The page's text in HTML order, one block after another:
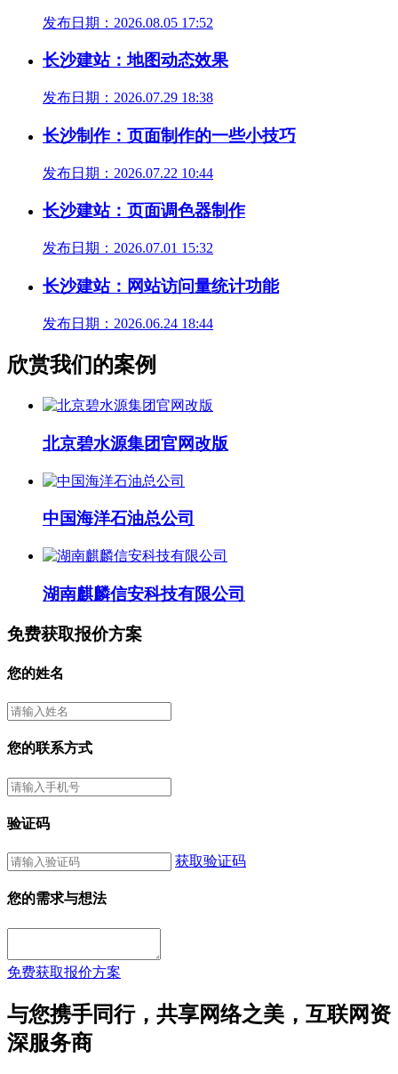
发布日期：2026.08.05 17:52
长沙建站：地图动态效果
发布日期：2026.07.29 18:38
长沙制作：页面制作的一些小技巧
发布日期：2026.07.22 10:44
长沙建站：页面调色器制作
发布日期：2026.07.01 15:32
长沙建站：网站访问量统计功能
发布日期：2026.06.24 18:44
欣赏我们的案例
北京碧水源集团官网改版
中国海洋石油总公司
湖南麒麟信安科技有限公司
免费获取报价方案
您的姓名
您的联系方式
验证码
获取验证码
您的需求与想法
免费获取报价方案
与您携手同行，共享网络之美，互联网资
深服务商